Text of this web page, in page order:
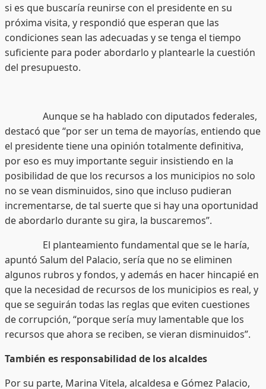
si es que buscaría reunirse con el presidente en su
próxima visita, y respondió que esperan que las
condiciones sean las adecuadas y se tenga el tiempo
suficiente para poder abordarlo y plantearle la cuestión
del presupuesto.
Aunque se ha hablado con diputados federales,
destacó que “por ser un tema de mayorías, entiendo que
el presidente tiene una opinión totalmente definitiva,
por eso es muy importante seguir insistiendo en la
posibilidad de que los recursos a los municipios no solo
no se vean disminuidos, sino que incluso pudieran
incrementarse, de tal suerte que si hay una oportunidad
de abordarlo durante su gira, la buscaremos”.
El planteamiento fundamental que se le haría,
apuntó Salum del Palacio, sería que no se eliminen
algunos rubros y fondos, y además en hacer hincapié en
que la necesidad de recursos de los municipios es real, y
que se seguirán todas las reglas que eviten cuestiones
de corrupción, “porque sería muy lamentable que los
recursos que ahora se reciben, se vieran disminuidos”.
También es responsabilidad de los alcaldes
Por su parte, Marina Vitela, alcaldesa e Gómez Palacio,